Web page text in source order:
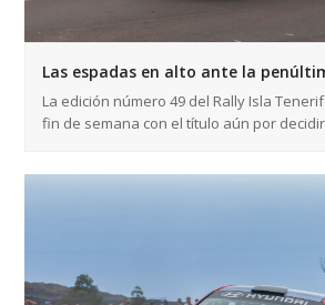
Las espadas en alto ante la
La edición número 49 del Rally Isla
fin de semana con el título aún por